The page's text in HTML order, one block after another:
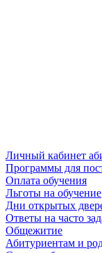
Личный кабинет
Программы для
Оплата обучения
Льготы на обучение
Дни открытых
Ответы на часто
Общежитие
Абитуриентам и